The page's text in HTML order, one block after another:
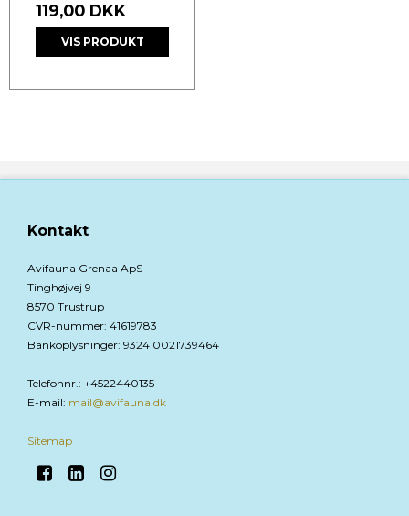
119,00 DKK
VIS PRODUKT
Kontakt
Avifauna Grenaa ApS
Tinghøjvej 9
8570 Trustrup
CVR-nummer: 41619783
Bankoplysninger: 9324 0021739464
Telefonnr.: +4522440135
E-mail: mail@avifauna.dk
Sitemap